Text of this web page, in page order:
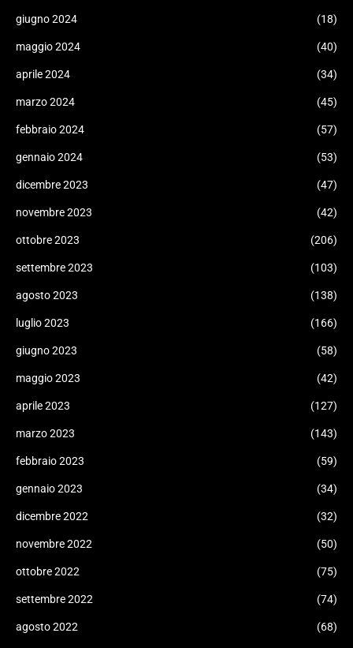
giugno 2024 (18)
maggio 2024 (40)
aprile 2024 (34)
marzo 2024 (45)
febbraio 2024 (57)
gennaio 2024 (53)
dicembre 2023 (47)
novembre 2023 (42)
ottobre 2023 (206)
settembre 2023 (103)
agosto 2023 (138)
luglio 2023 (166)
giugno 2023 (58)
maggio 2023 (42)
aprile 2023 (127)
marzo 2023 (143)
febbraio 2023 (59)
gennaio 2023 (34)
dicembre 2022 (32)
novembre 2022 (50)
ottobre 2022 (75)
settembre 2022 (74)
agosto 2022 (68)